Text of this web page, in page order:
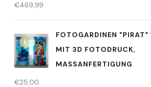
€469,99
FOTOGARDINEN "PIRAT"
MIT 3D FOTODRUCK,
MASSANFERTIGUNG
€25,00